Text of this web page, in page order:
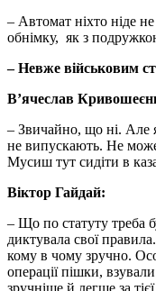
– Автомат ніхто ніде
обнімку, як з
– Невже військовим
В’ячеслав
– Звичайно, що ні. Але
не випускають. Не
Мусиш тут сидіти в
Віктор Гайдай:
– Що по статуту треба
диктувала свої
кому в чому зручно.
операції пішки,
зручніше й легше за